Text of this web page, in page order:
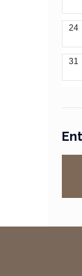
24
31